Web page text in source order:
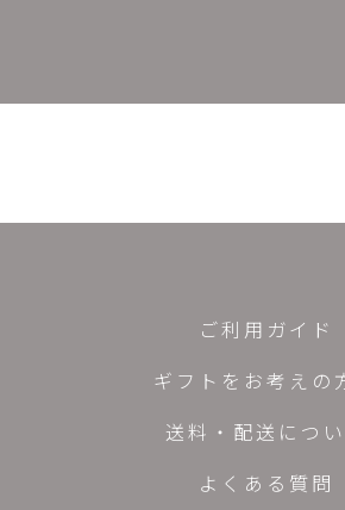
ご利用ガイド
ギフトをお考えの
送料・配送につ
よくある質問